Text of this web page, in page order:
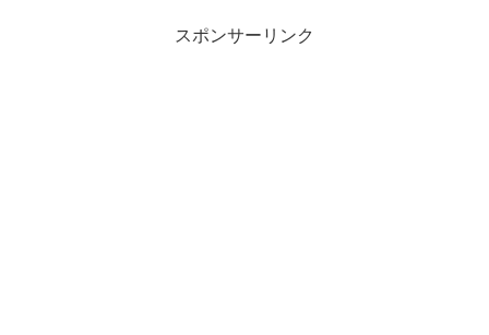
スポンサーリンク